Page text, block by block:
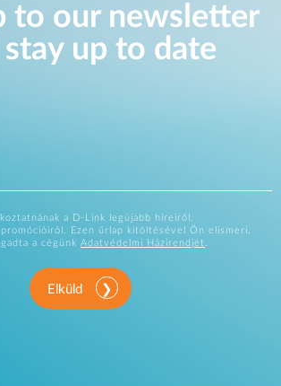
to our newsletter
stay up to date
a D-Link legújabb híreiről,
Ezen űrlap kitöltésével Ön elismeri,
a cégünk Adatvédelmi Házirendjét.
Elküld